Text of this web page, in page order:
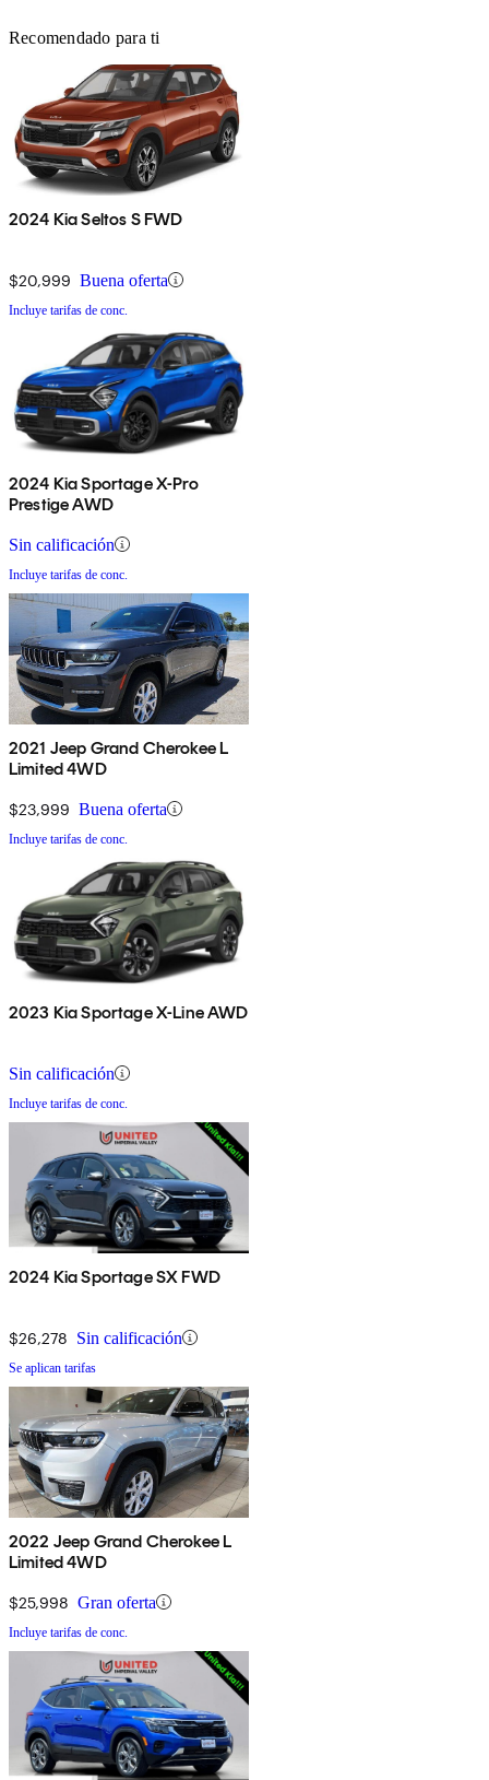
Recomendado para ti
2024 Kia Seltos S FWD
$20,999 Buena oferta
Incluye tarifas de conc.
2024 Kia Sportage X-Pro
Prestige AWD
Sin calificación
Incluye tarifas de conc.
2021 Jeep Grand Cherokee L
Limited 4WD
$23,999 Buena oferta
Incluye tarifas de conc.
2023 Kia Sportage X-Line AWD
Sin calificación
Incluye tarifas de conc.
2024 Kia Sportage SX FWD
$26,278 Sin calificación
Se aplican tarifas
2022 Jeep Grand Cherokee L
Limited 4WD
$25,998 Gran oferta
Incluye tarifas de conc.